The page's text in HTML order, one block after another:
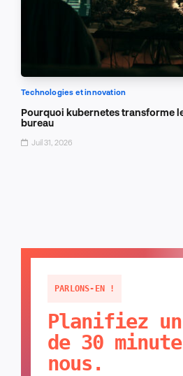
Technologies et innovation
Pourquoi kubernetes transforme
bureau
Juil 31, 2026
PARLONS-EN !
Planifiez
de 30
nous.